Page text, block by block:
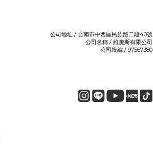
公司地址 / 台南市中西區民族路二段40號
公司名稱 / 維奧斯有限公司
公司統編 / 97567380